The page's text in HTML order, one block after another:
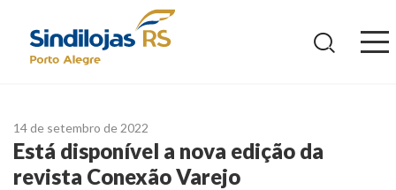
14 de setembro de 2022
Está disponível a nova edição da
revista Conexão Varejo